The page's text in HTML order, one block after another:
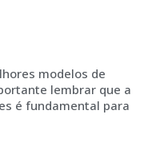
modelos de
lembrar que a
é fundamental para